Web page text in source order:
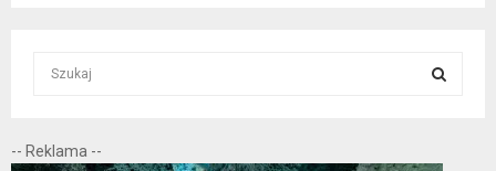
c
E
-- Reklama --